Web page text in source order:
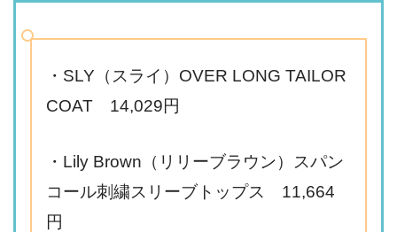
・SLY（スライ）OVER LONG TAILOR
COAT 14,029円
・Lily Brown（リリーブラウン）スパン
コール刺繍スリーブトップス 11,664
円